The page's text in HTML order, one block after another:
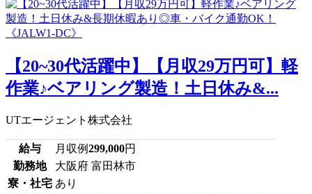
【20~30代活躍中】【月収29万円可】軽
作業♪ベアリング製造！土日休み&...
UTエージェント株式会社
給与 月収例299,000円
勤務地
大阪府 富田林市
寮・社宅 あり